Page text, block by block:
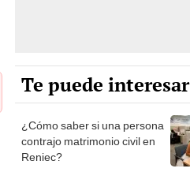
Te puede interesar
¿Cómo saber si una persona
contrajo matrimonio civil en
Reniec?